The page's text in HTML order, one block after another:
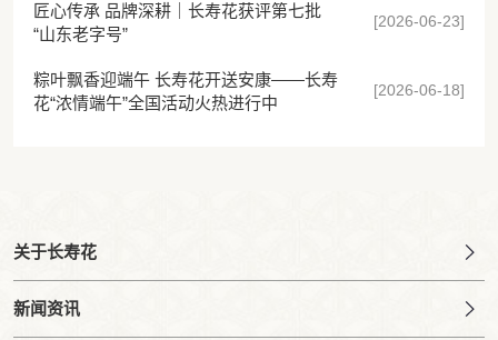
匠心传承 品牌深耕｜长寿花获评第七批
“山东老字号”
[2026-06-23]
粽叶飘香迎端午 长寿花开送安康——长寿
花“浓情端午”全国活动火热进行中
[2026-06-18]
关于长寿花
新闻资讯